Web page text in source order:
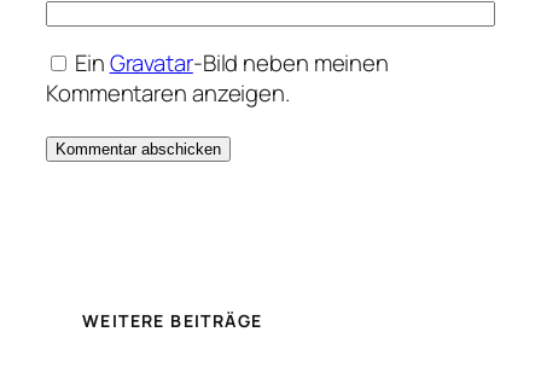
EinGravatar-Bild neben meinen
Kommentaren anzeigen.
WEITERE BEITRÄGE